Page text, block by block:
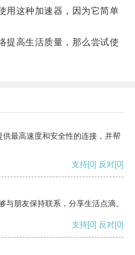
这种加速器，因为它简单
高生活质量，那么尝试使
最高速度和安全性的连接，并帮
支持[0] 反对[0]
朋友保持联系，分享生活点滴。
支持[0] 反对[0]